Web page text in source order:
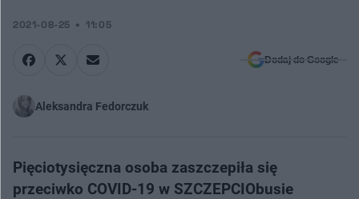
2021-08-25 11:05
Dodaj do Google
Aleksandra Fedorczuk
Pięciotysięczna osoba zaszczepiła się
przeciwko COVID-19 w SZCZEPCIObusie